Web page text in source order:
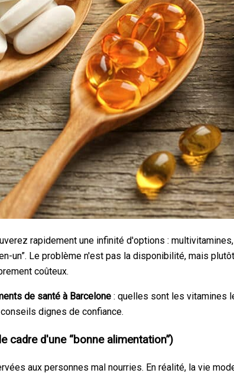
rapidement une infinité d'options :
un”. Le problème n'est pas la disponibilité, mais
coûteux.
de santé à Barcelone : quelles sont les vitamines
dignes de confiance.
cadre d'une “bonne alimentation”)
aux personnes mal nourries. En réalité, la vie